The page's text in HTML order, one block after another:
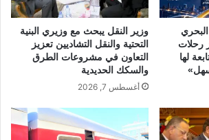
رحلات
لها
وزير النقل يبحث مع وزيري البنية
التحتية والنقل التشاديين تعزيز
التعاون في مشروعات الطرق
والسكك الحديدية
أغسطس 7, 2026